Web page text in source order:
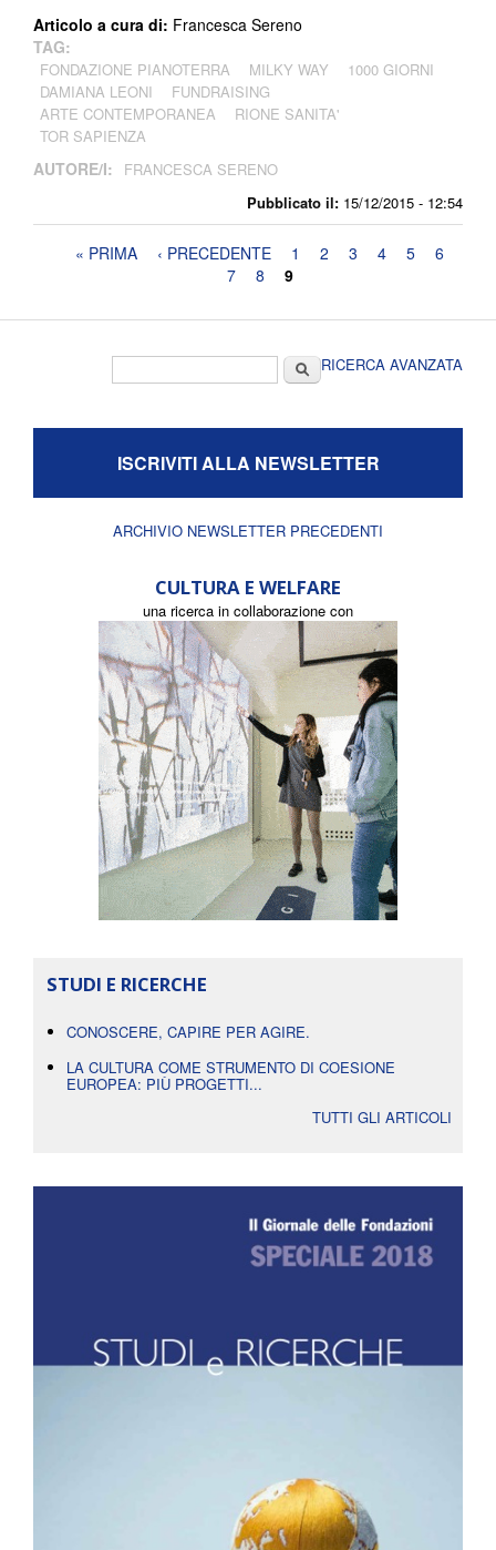
Pubblicato il: 15/12/2015 - 12:54
Articolo a cura di: Francesca Sereno
TAG:
FONDAZIONE PIANOTERRA MILKY WAY
1000 GIORNI
DAMIANA LEONI
FUNDRAISING
ARTE CONTEMPORANEA
RIONE SANITA'
TOR SAPIENZA
AUTORE/I: FRANCESCA SERENO
Pagine« PRIMA ‹ PRECEDENTE 1 2 3 4 5
6
7
8 9
CercaRICERCA AVANZATA
ISCRIVITI ALLA NEWSLETTER
ARCHIVIO NEWSLETTER PRECEDENTI
CULTURA E WELFARE
una ricerca in collaborazione con
STUDI E RICERCHE
CONOSCERE, CAPIRE PER AGIRE.
LA CULTURA COME STRUMENTO DI COESIONE
EUROPEA: PIÙ PROGETTI...
TUTTI GLI ARTICOLI